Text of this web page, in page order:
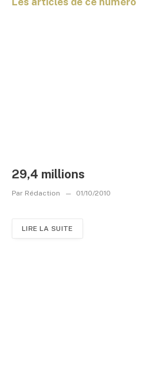
29,4 millions
Par Rédaction 01/10/2010
LIRE LA SUITE